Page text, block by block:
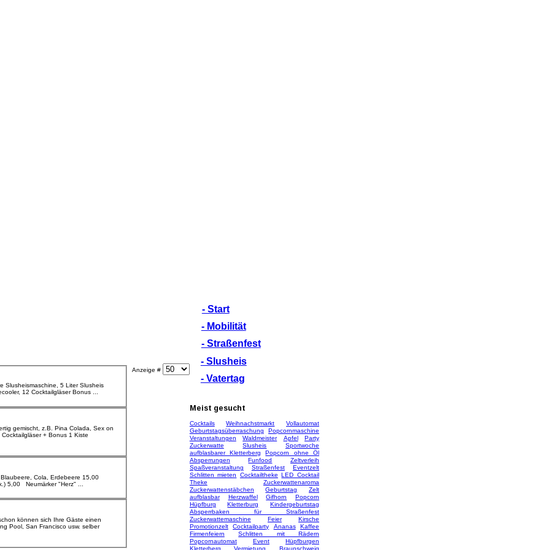
Anzeige #
Icecooler, 12 Cocktailgläser Bonus ...
Wahl) fertig gemischt, z.B. Pina Colada, Sex on
Cola , Erdebeere 15,00
Cocktailhalme (50 Stk.) 4,00 Plastikbecher 0,2 L (50 Stk.) 5,00 Neumärker "Herz" ...
können sich Ihre Gäste einen
Pool, San Francisco usw. selber
- Start
- Mobilität
- Straßenfest
- Slusheis
- Vatertag
Meist gesucht
Cocktails Weihnachstmarkt
Vollautomat
Geburtstagsüberraschung
Popcornmaschine
Veranstaltungen
Waldmeister Apfel
Party
Zuckerwatte
Slusheis
Sportwoche
aufblasbarer Kletterberg
Popcorn ohne Öl
Absperrungen
Funfood
Zeltverleih
Spaßveranstaltung
Straßenfest
Eventzelt
Schlitten mieten
Cocktailtheke LED Cocktail
Theke
Zuckerwattenaroma
Zuckerwattenstäbchen
Geburtstag
Zelt
aufblasbar
Herzwaffel Gifhorn
Popcorn
Hüpfburg
Kletterburg
Kindergeburtstag
Absperrbaken für Straßenfest
Zuckerwattemaschine
Feier
Kirsche
Promotionzelt
Cocktailparty Ananas
Kaffee
Firmenfeiern
Schlitten mit Rädern
Popcornautomat
Event
Hüpfburgen
Kletterberg
Vermietung Braunschweig